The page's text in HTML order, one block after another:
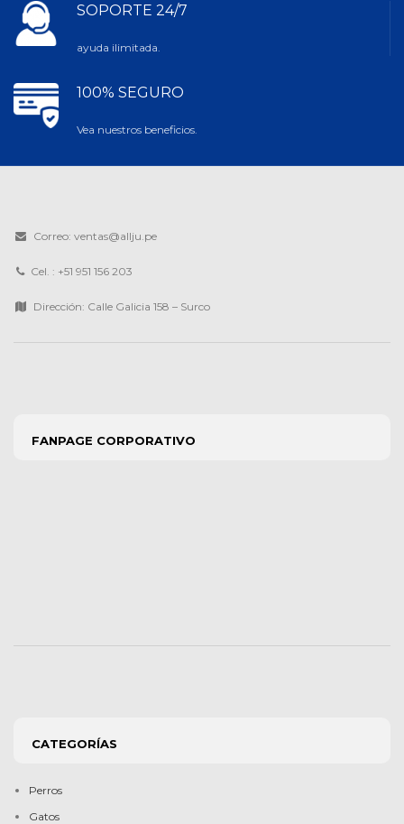
SOPORTE 24/7
ayuda ilimitada.
100% SEGURO
Vea nuestros beneficios.
Correo: ventas@allju.pe
Cel. : +51 951 156 203
Dirección: Calle Galicia 158 – Surco
FANPAGE CORPORATIVO
CATEGORÍAS
Perros
Gatos